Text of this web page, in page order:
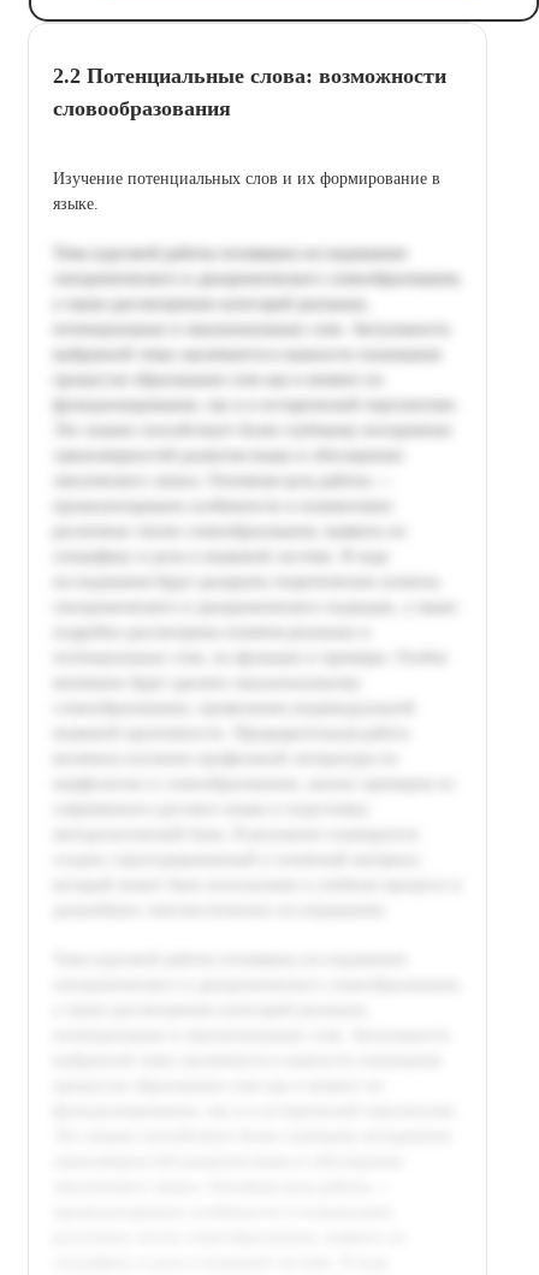
2.2 Потенциальные слова: возможности
словообразования
Изучение потенциальных слов и их формирование в
языке.